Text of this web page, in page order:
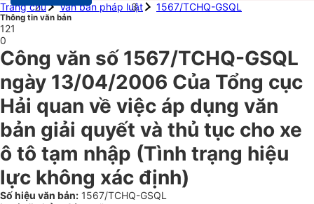
Trang chủ
Văn bản pháp luật 1567/TCHQ-GSQL
Thông tin văn bản
121
0
Công văn số 1567/TCHQ-GSQL
ngày 13/04/2006 Của Tổng cục
Hải quan về việc áp dụng văn
bản giải quyết và thủ tục cho xe
ô tô tạm nhập (Tình trạng hiệu
lực không xác định)
Số hiệu văn bản: 1567/TCHQ-GSQL